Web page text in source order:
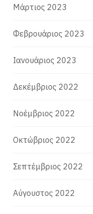
Μάρτιος 2023
Φεβρουάριος 2023
Ιανουάριος 2023
Δεκέμβριος 2022
Νοέμβριος 2022
Οκτώβριος 2022
Σεπτέμβριος 2022
Αύγουστος 2022